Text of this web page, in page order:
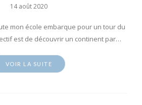
14 août 2020
mon école embarque pour un tour du
est de découvrir un continent par…
VOIR LA SUITE